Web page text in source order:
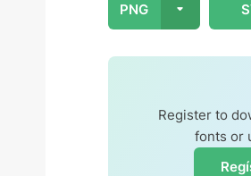
PNG
Register to
fonts or